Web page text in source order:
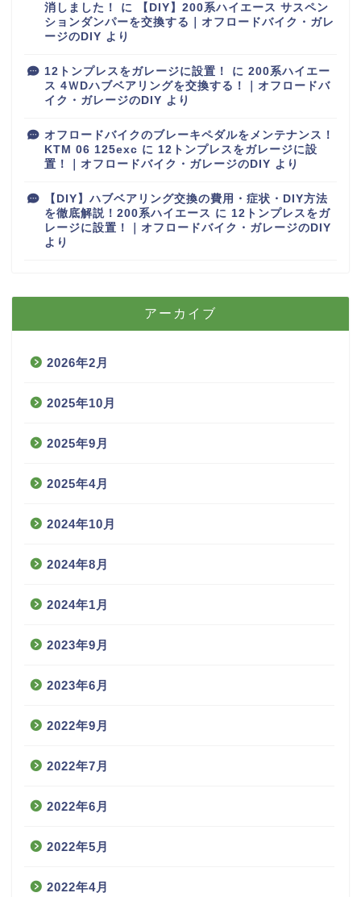
消しました！
に
【DIY】200系ハイエース サスペン
ションダンパーを交換する｜オフロードバイク・ガレ
ージのDIY より
12トンプレスをガレージに設置！ に 200系ハイエー
ス 4ＷDハブベアリングを交換する！｜オフロードバ
イク・ガレージのDIY より
オフロードバイクのブレーキペダルをメンテナンス！
KTM 06 125exc に 12トンプレスをガレージに設
置！｜オフロードバイク・ガレージのDIY より
【DIY】ハブベアリング交換の費用・症状・DIY方法
を徹底解説！200系ハイエース に 12トンプレスをガ
レージに設置！｜オフロードバイク・ガレージのDIY
より
アーカイブ
2026年2月
2025年10月
2025年9月
2025年4月
2024年10月
2024年8月
2024年1月
2023年9月
2023年6月
2022年9月
2022年7月
2022年6月
2022年5月
2022年4月